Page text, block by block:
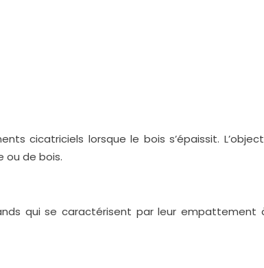
cicatriciels lorsque le bois s’épaissit.
ou de bois.
qui se caractérisent par leur empattement